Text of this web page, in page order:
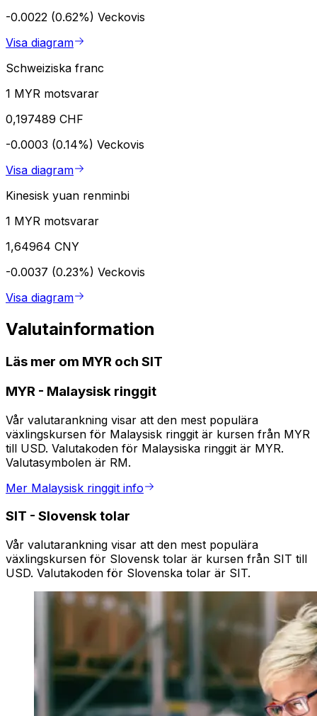
-0.0022 (0.62%) Veckovis
Visa diagram
Schweiziska franc
1 MYR motsvarar
0,197489 CHF
-0.0003 (0.14%) Veckovis
Visa diagram
Kinesisk yuan renminbi
1 MYR motsvarar
1,64964 CNY
-0.0037 (0.23%) Veckovis
Visa diagram
Valutainformation
Läs mer om MYR och SIT
MYR - Malaysisk ringgit
Vår valutarankning visar att den mest populära
växlingskursen för Malaysisk ringgit är kursen från MYR
till USD. Valutakoden för Malaysiska ringgit är MYR.
Valutasymbolen är RM.
Mer Malaysisk ringgit info
SIT - Slovensk tolar
Vår valutarankning visar att den mest populära
växlingskursen för Slovensk tolar är kursen från SIT till
USD. Valutakoden för Slovenska tolar är SIT.